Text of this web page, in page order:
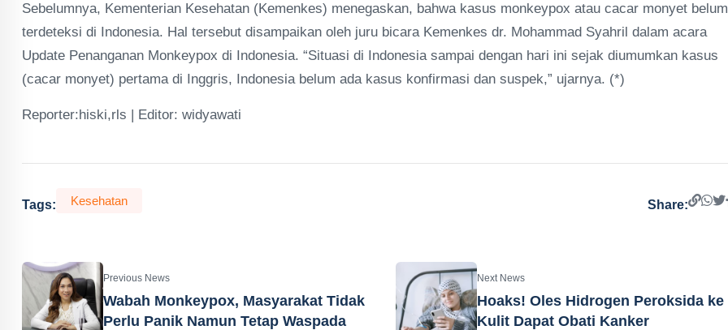
Sebelumnya, Kementerian Kesehatan (Kemenkes) menegaskan, bahwa kasus monkeypox atau cacar monyet belum
terdeteksi di Indonesia. Hal tersebut disampaikan oleh juru bicara Kemenkes dr. Mohammad Syahril dalam acara
Update Penanganan Monkeypox di Indonesia. “Situasi di Indonesia sampai dengan hari ini sejak diumumkan kasus
(cacar monyet) pertama di Inggris, Indonesia belum ada kasus konfirmasi dan suspek,” ujarnya. (*)
Reporter:hiski,rls | Editor: widyawati
Tags: Kesehatan Share:
Previous News
Wabah Monkeypox, Masyarakat Tidak
Perlu Panik Namun Tetap Waspada
Next News
Hoaks! Oles Hidrogen Peroksida ke
Kulit Dapat Obati Kanker